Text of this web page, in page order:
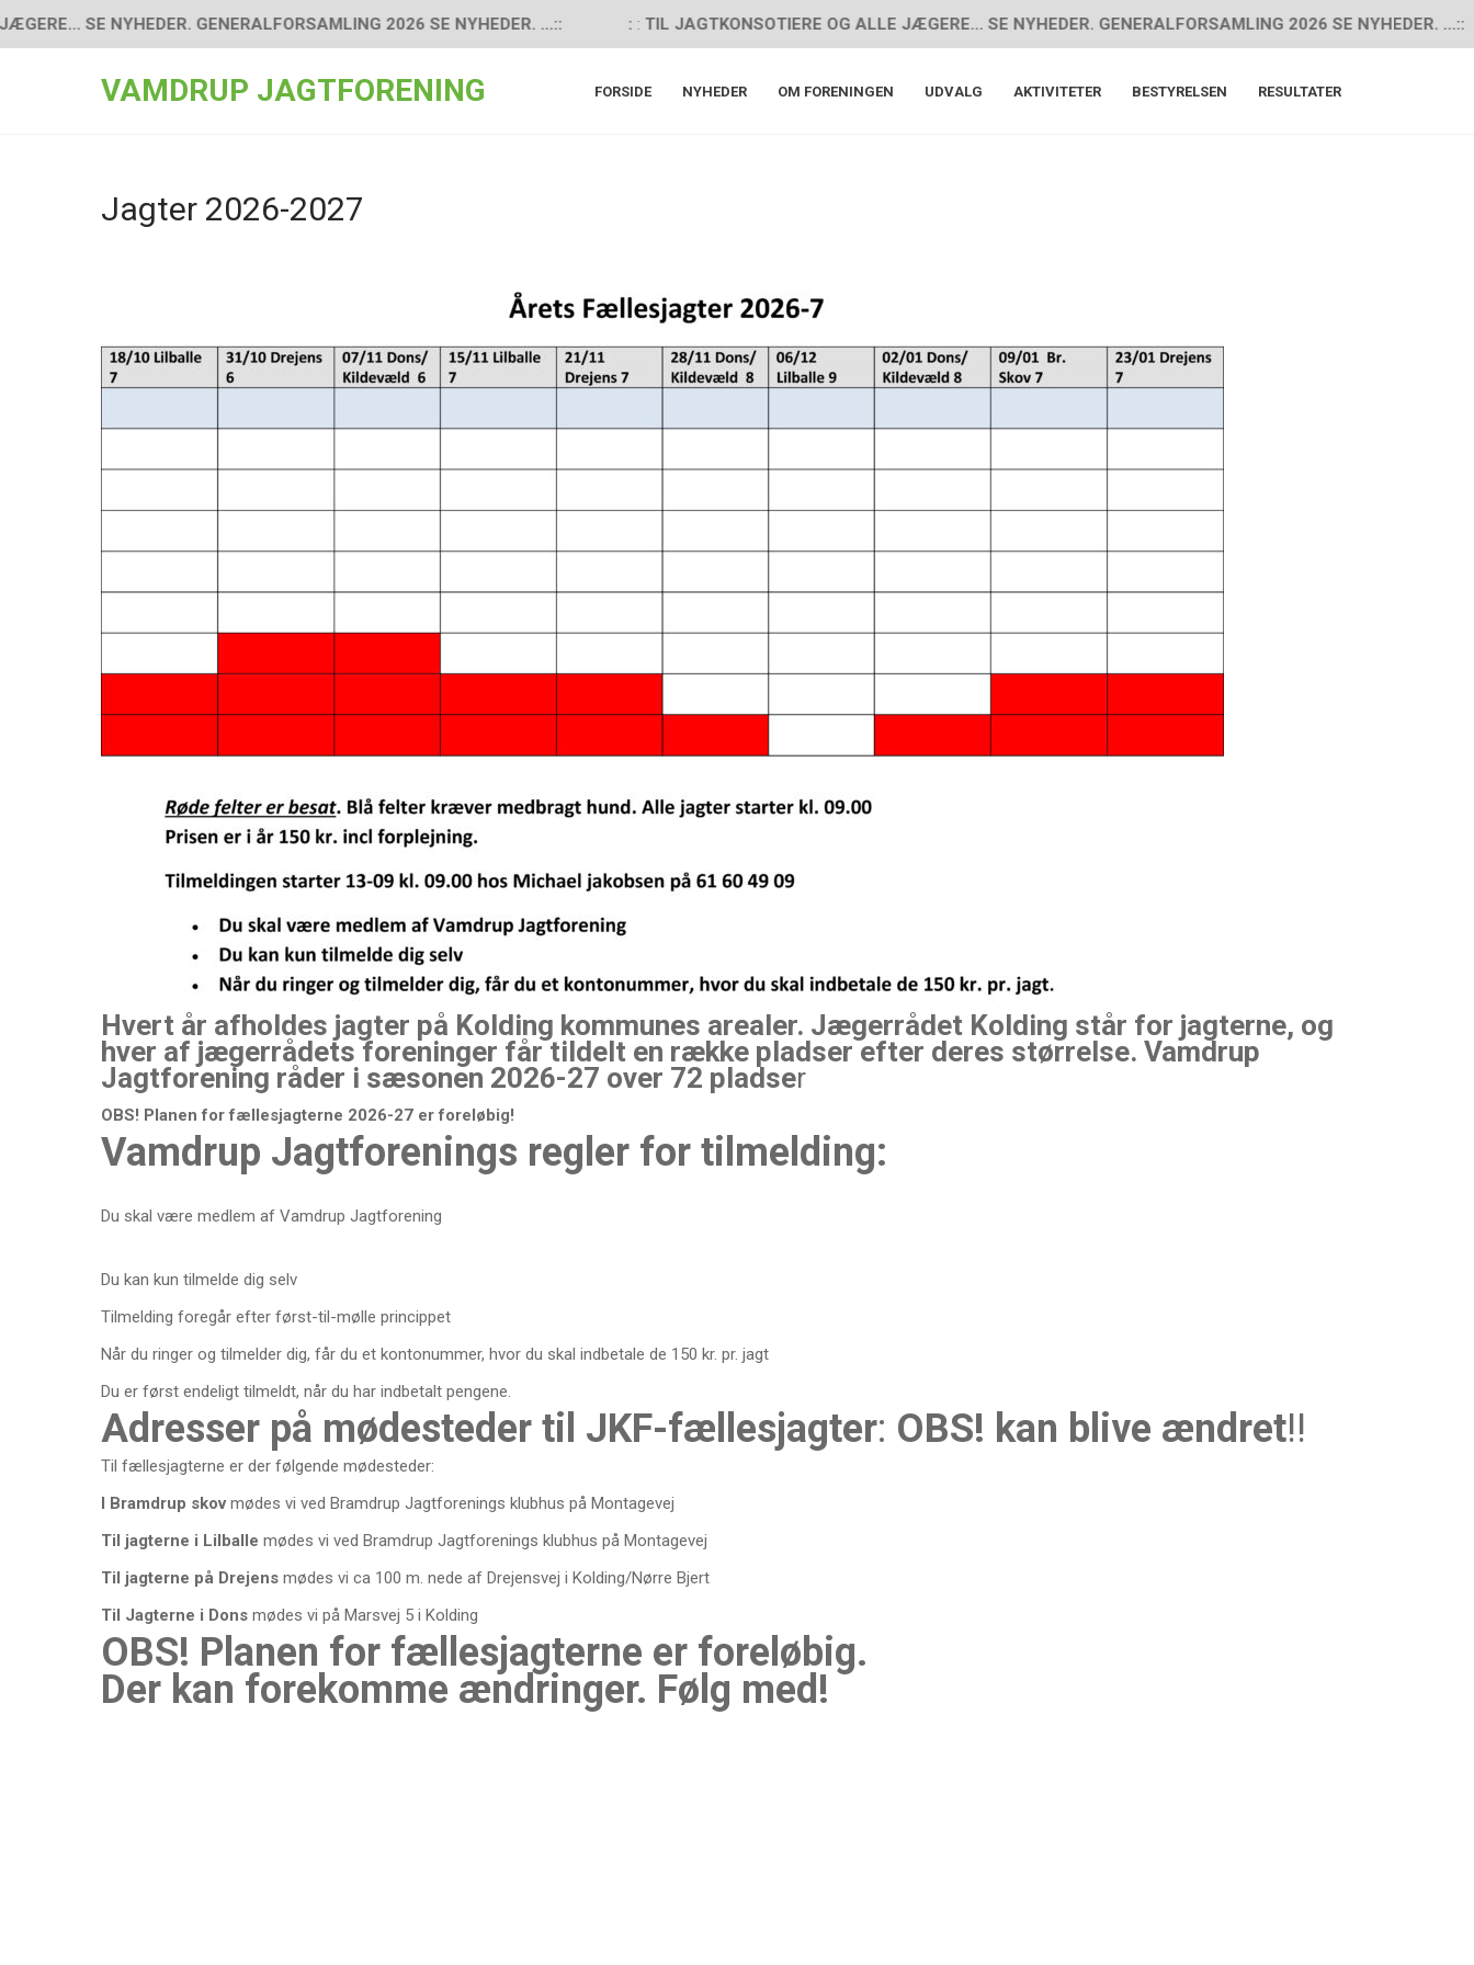
SE NYHEDER. GENERALFORSAMLING 2026 SE NYHEDER. ...:: TIL JAGTKONSOTIERE OG ALLE JÆGERE... SE NYHEDER. GENERALFORSAMLING 2026 SE NYHEDER. ...::
VAMDRUP JAGTFORENING FORSIDE NYHEDER OM FORENINGEN UDVALG AKTIVITETER BESTYRELSEN RESULTATER
Jagter 2026-2027
Hvert år afholdes jagter på Kolding kommunes arealer. Jægerrådet Kolding står for jagterne, og
hver af jægerrådets foreninger får tildelt en række pladser efter deres størrelse. Vamdrup
Jagtforening råder i sæsonen 2026-27 over 72 pladser
OBS! Planen for fællesjagterne 2026-27 er foreløbig!
Vamdrup Jagtforenings regler for tilmelding:
Du skal være medlem af Vamdrup Jagtforening
Du kan kun tilmelde dig selv
Tilmelding foregår efter først-til-mølle princippet
Når du ringer og tilmelder dig, får du et kontonummer, hvor du skal indbetale de 150 kr. pr. jagt
Du er først endeligt tilmeldt, når du har indbetalt pengene.
Adresser på mødesteder til JKF-fællesjagter: OBS! kan blive ændret!!
Til fællesjagterne er der følgende mødesteder:
I Bramdrup skovmødes vi ved Bramdrup Jagtforenings klubhus på Montagevej
Til jagterne i Lilballe mødes vi ved Bramdrup Jagtforenings klubhus på Montagevej
Til jagterne på Drejens mødes vi ca 100 m. nede af Drejensvej i Kolding/Nørre Bjert
Til Jagterne i Dons mødes vi på Marsvej 5 i Kolding
OBS! Planen for fællesjagterne er foreløbig.
Der kan forekomme ændringer. Følg med!